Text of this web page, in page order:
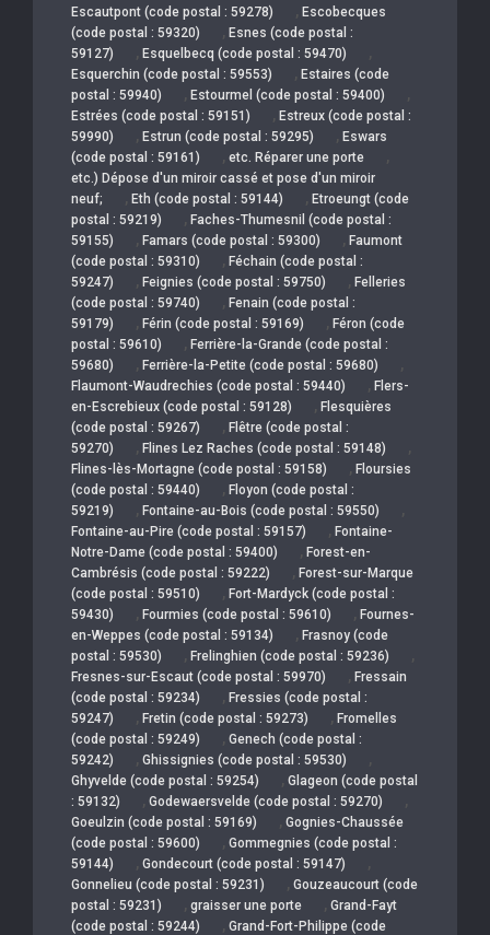
Escautpont (code postal : 59278) , Escobecques
(code postal : 59320)
, Esnes (code postal :
59127)
, Esquelbecq (code postal : 59470) ,
Esquerchin (code postal : 59553) , Estaires (code
postal : 59940)
, Estourmel (code postal : 59400) ,
Estrées (code postal : 59151) , Estreux (code postal :
59990)
, Estrun (code postal : 59295) , Eswars
(code postal : 59161)
, etc. Réparer une porte ,
etc.) Dépose d'un miroir cassé et pose d'un miroir
neuf;
, Eth (code postal : 59144) , Etroeungt (code
postal : 59219)
, Faches-Thumesnil (code postal :
59155)
, Famars (code postal : 59300) , Faumont
(code postal : 59310)
, Féchain (code postal :
59247)
, Feignies (code postal : 59750) , Felleries
(code postal : 59740)
, Fenain (code postal :
59179)
, Férin (code postal : 59169) , Féron (code
postal : 59610)
, Ferrière-la-Grande (code postal :
59680)
, Ferrière-la-Petite (code postal : 59680) ,
Flaumont-Waudrechies (code postal : 59440) , Flers-
en-Escrebieux (code postal : 59128)
, Flesquières
(code postal : 59267)
, Flêtre (code postal :
59270)
, Flines Lez Raches (code postal : 59148) ,
Flines-lès-Mortagne (code postal : 59158) , Floursies
(code postal : 59440)
, Floyon (code postal :
59219)
, Fontaine-au-Bois (code postal : 59550) ,
Fontaine-au-Pire (code postal : 59157) , Fontaine-
Notre-Dame (code postal : 59400)
, Forest-en-
Cambrésis (code postal : 59222)
, Forest-sur-Marque
(code postal : 59510)
, Fort-Mardyck (code postal :
59430)
, Fourmies (code postal : 59610) , Fournes-
en-Weppes (code postal : 59134)
, Frasnoy (code
postal : 59530)
, Frelinghien (code postal : 59236) ,
Fresnes-sur-Escaut (code postal : 59970) , Fressain
(code postal : 59234)
, Fressies (code postal :
59247)
, Fretin (code postal : 59273) , Fromelles
(code postal : 59249)
, Genech (code postal :
59242)
, Ghissignies (code postal : 59530) ,
Ghyvelde (code postal : 59254) , Glageon (code postal
: 59132)
, Godewaersvelde (code postal : 59270) ,
Goeulzin (code postal : 59169) , Gognies-Chaussée
(code postal : 59600)
, Gommegnies (code postal :
59144)
, Gondecourt (code postal : 59147) ,
Gonnelieu (code postal : 59231) , Gouzeaucourt (code
postal : 59231)
, graisser une porte , Grand-Fayt
(code postal : 59244)
, Grand-Fort-Philippe (code